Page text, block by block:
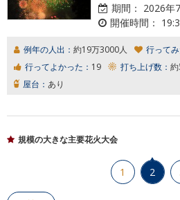
期間： 2026年
開催時間：
例年の人出： 約19万3000人 行ってみ
行ってよかった： 19 打ち上げ数： 約
屋台： あり
規模の大きな主要花火大会
1 2